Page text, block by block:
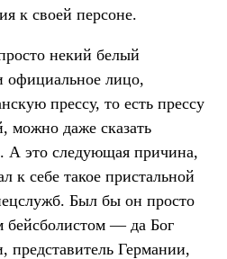
к своей персоне.
некий белый
официальное лицо,
прессу, то есть прессу
можно даже сказать
А это следующая причина,
к себе такое пристальной
Был бы он просто
бейсболистом — да Бог
представитель Германии,